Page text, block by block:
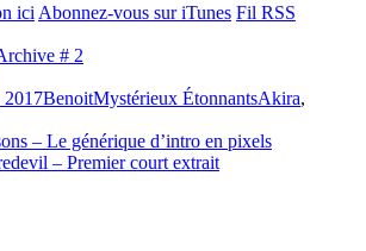
ici Abonnez-vous sur iTunes Fil RSS
# 2
2017BenoitCatégories
Mystérieux ÉtonnantsÉtiquettes
Akira,
– Le générique d’intro en pixels
– Premier court extrait